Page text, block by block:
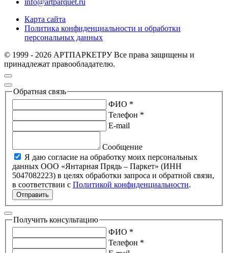
info@artparquet.ru
Карта сайта
Политика конфиденциальности и обработки
персональных данных
© 1999 - 2026 АРТПАРКЕТРУ Все права защищены и
принадлежат правообладателю.
Обратная связь
ФИО *
Телефон *
E-mail
Сообщение
Я даю согласие на обработку моих персональных
данных ООО «Янтарная Прядь – Паркет» (ИНН
5047082223) в целях обработки запроса и обратной связи,
в соответствии с Политикой конфиденциальности.
Отправить
Получить консультацию
ФИО *
Телефон *